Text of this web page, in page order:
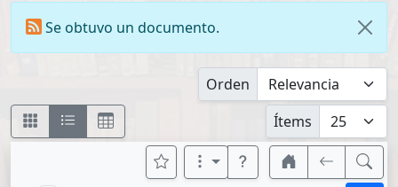
Se obtuvo un documento.
Orden
Ítems